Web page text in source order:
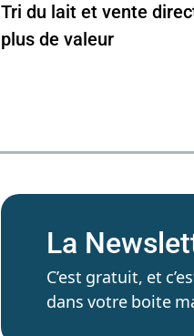
Tri du lait et vente
plus de valeur
La
C’est gratuit, et
dans votre boite